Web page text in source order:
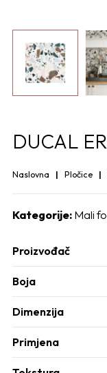
DUCAL
Naslovna Pločice
Kategorije: Mali
Proizvođač
Boja
Dimenzija
Primjena